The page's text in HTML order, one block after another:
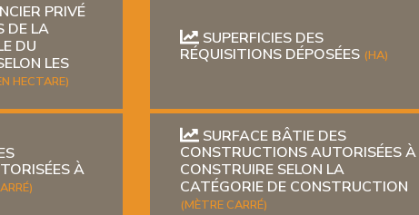
PRIVÉ
DE LA
DU
LES
HECTARE)
SUPERFICIES DES
RÉQUISITIONS DÉPOSÉES (HA)
À
SURFACE BÂTIE DES
CONSTRUCTIONS AUTORISÉES À
CONSTRUIRE SELON LA
CATÉGORIE DE CONSTRUCTION
(MÈTRE CARRÉ)